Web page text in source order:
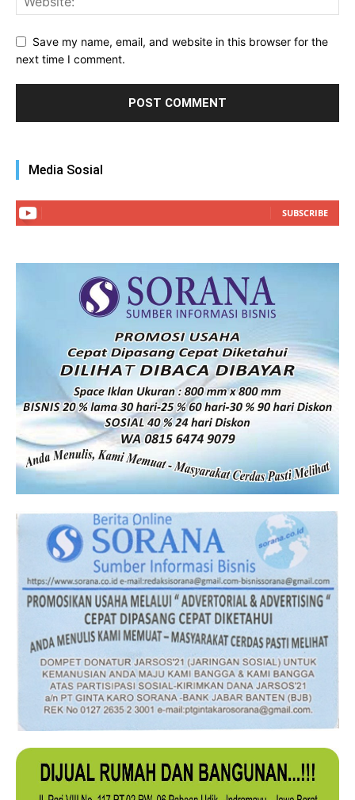
Save my name, email, and website in this browser for the
next time I comment.
Media Sosial
SUBSCRIBE